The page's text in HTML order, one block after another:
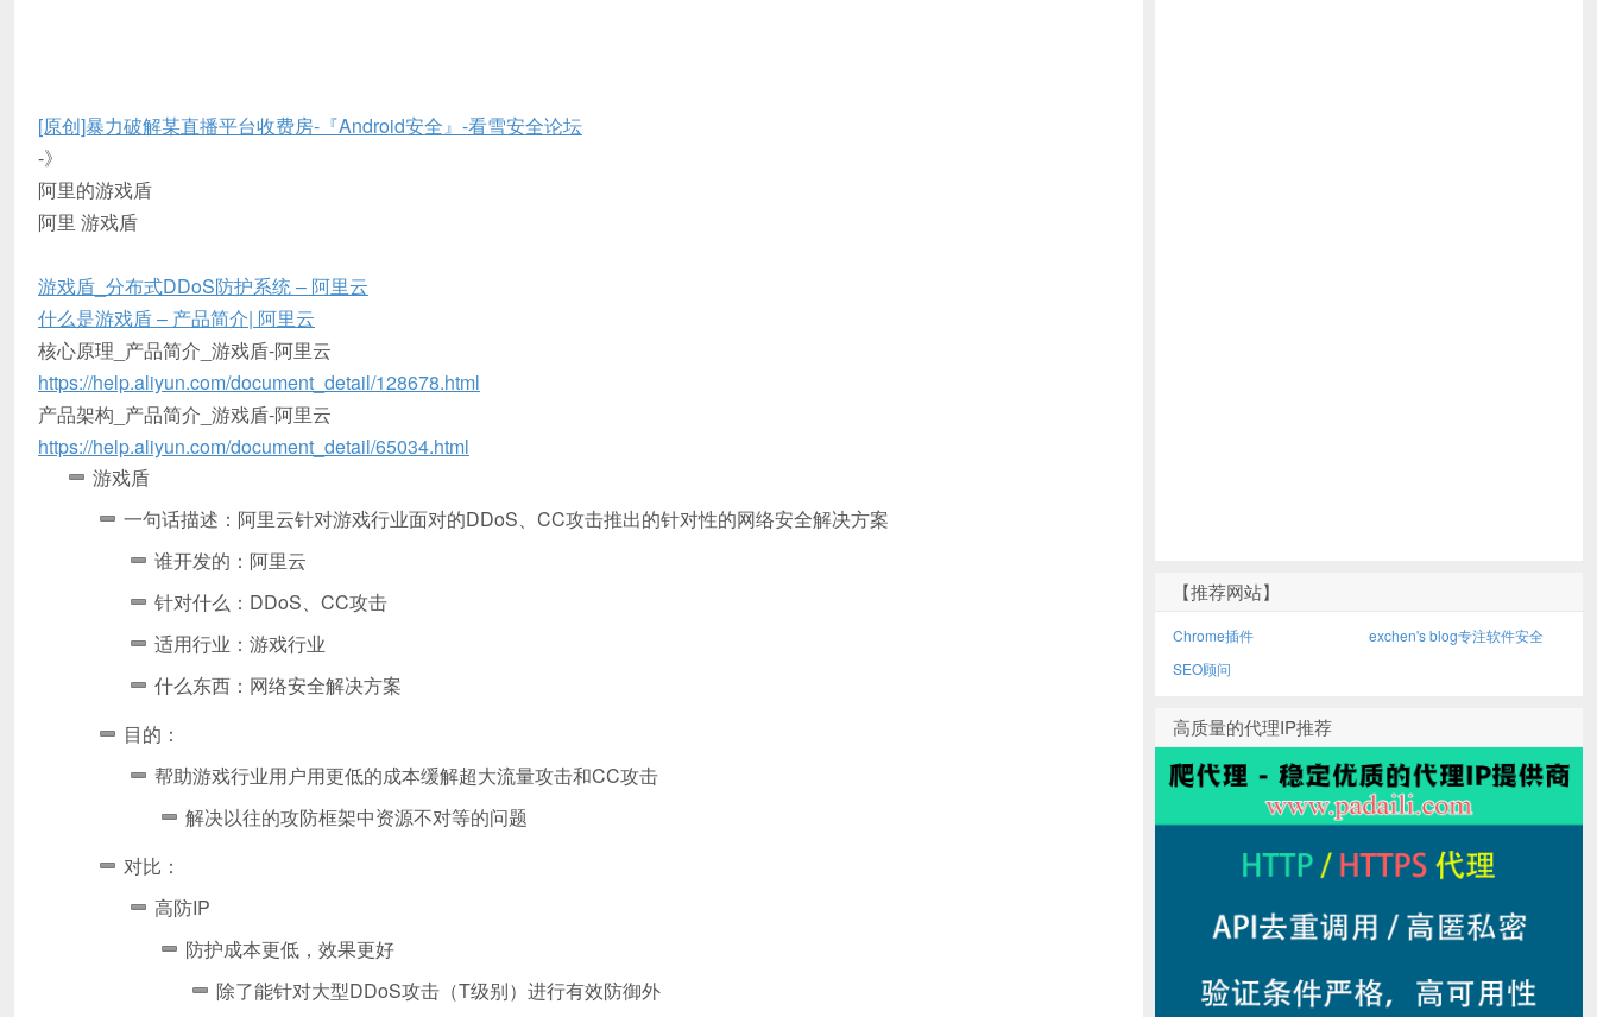
[原创]暴力破解某直播平台收费房-『Android安全』-看雪安全论坛
-》
阿里的游戏盾
阿里 游戏盾
游戏盾_分布式DDoS防护系统 – 阿里云
什么是游戏盾 – 产品简介| 阿里云
核心原理_产品简介_游戏盾-阿里云
https://help.aliyun.com/document_detail/128678.html
产品架构_产品简介_游戏盾-阿里云
https://help.aliyun.com/document_detail/65034.html
游戏盾
一句话描述：阿里云针对游戏行业面对的DDoS、CC攻击推出的针对性的网络安全解决方案
谁开发的：阿里云
针对什么：DDoS、CC攻击
适用行业：游戏行业
什么东西：网络安全解决方案
目的：
帮助游戏行业用户用更低的成本缓解超大流量攻击和CC攻击
解决以往的攻防框架中资源不对等的问题
对比：
高防IP
防护成本更低，效果更好
除了能针对大型DDoS攻击（T级别）进行有效防御外
【推荐网站】
Chrome插件
exchen's blog专注软件安全
SEO顾问
高质量的代理IP推荐